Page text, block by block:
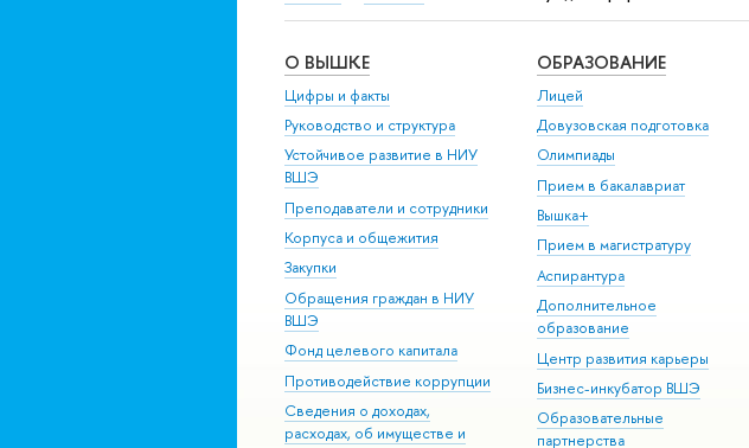
О ВЫШКЕ
Цифры и факты
Руководство и структура
Устойчивое развитие в НИУ
ВШЭ
Преподаватели и сотрудники
Корпуса и общежития
Закупки
Обращения граждан в НИУ
ВШЭ
Фонд целевого капитала
Противодействие коррупции
Сведения о доходах,
расходах, об имуществе и
ОБРАЗОВАНИЕ
Лицей
Довузовская подготовка
Олимпиады
Прием в бакалавриат
Вышка+
Прием в магистратуру
Аспирантура
Дополнительное
образование
Центр развития карьеры
Бизнес-инкубатор ВШЭ
Образовательные
партнерства